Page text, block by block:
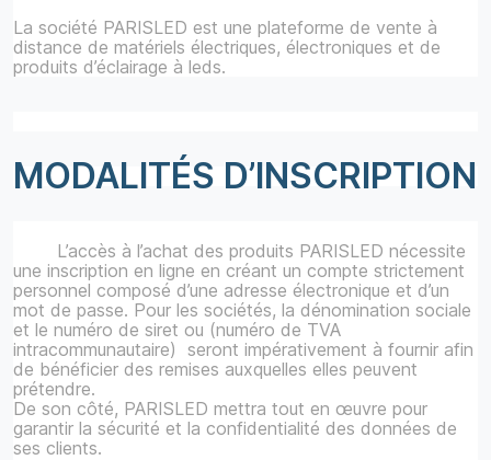
La société PARISLED est une plateforme de vente à
distance de matériels électriques, électroniques et de
produits d’éclairage à leds.
MODALITÉS D’INSCRIPTION
L’accès à l’achat des produits PARISLED nécessite
une inscription en ligne en créant un compte strictement
personnel composé d’une adresse électronique et d’un
mot de passe. Pour les sociétés, la dénomination sociale
et le numéro de siret ou (numéro de TVA
intracommunautaire) seront impérativement à fournir afin
de bénéficier des remises auxquelles elles peuvent
prétendre.
De son côté, PARISLED mettra tout en œuvre pour
garantir la sécurité et la confidentialité des données de
ses clients.